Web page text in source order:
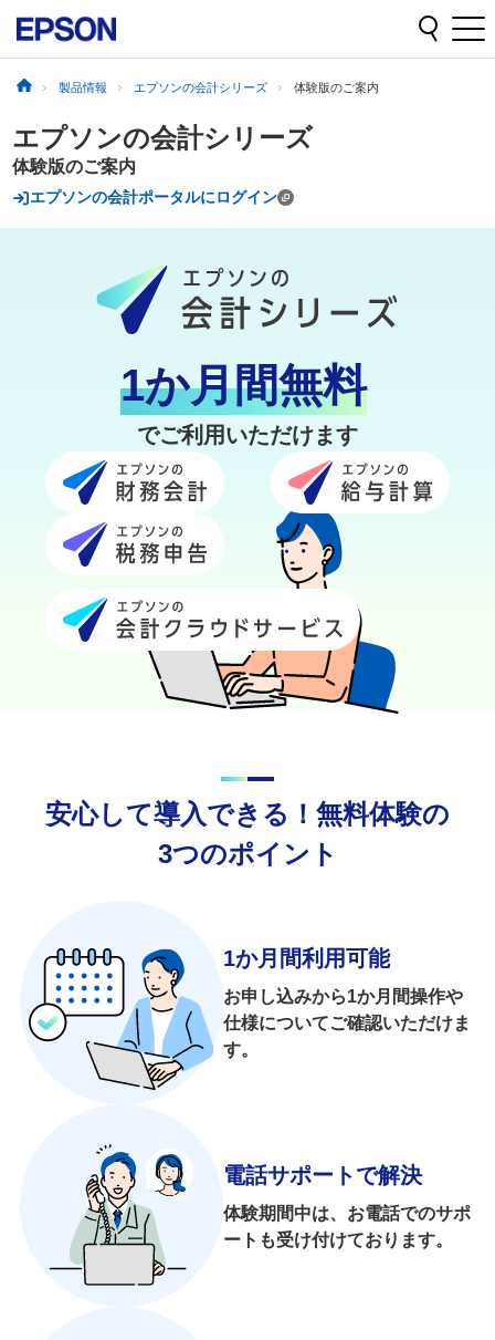
製品情報 エプソンの会計シリーズ 体験版のご案内
エプソンの会計シリーズ
体験版のご案内
エプソンの会計ポータルにログイン
1か月間無料
でご利用いただけます
安心して導入できる！無料体験の
3つのポイント
1か月間利用可能
お申し込みから1か月間操作や
仕様についてご確認いただけま
す。
電話サポートで解決
体験期間中は、お電話でのサポ
ートも受け付けております。